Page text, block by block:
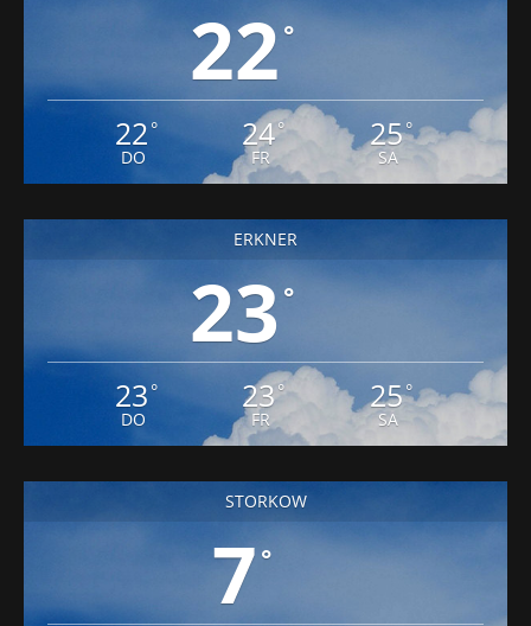
22 °
22 °
DO
24°
FR
25°
SA
ERKNER
23 °
23 °
DO
23°
FR
25°
SA
STORKOW
7°